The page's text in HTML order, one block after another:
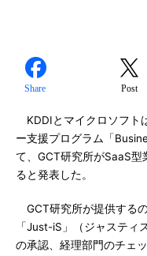
Share Post
KDDIとマイクロソフト
ー支援プログラム「
て、GCT研究所がSaaS
ると発表した。
GCT研究所が提供する
「Just-iS」（ジャスティ
の承認、経理部門のチェ